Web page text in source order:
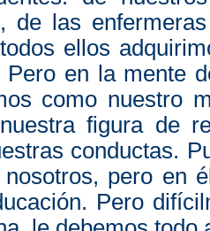
de las
ellos
Pero en la mente
como nuestro
figura de
conductas.
pero en
Pero